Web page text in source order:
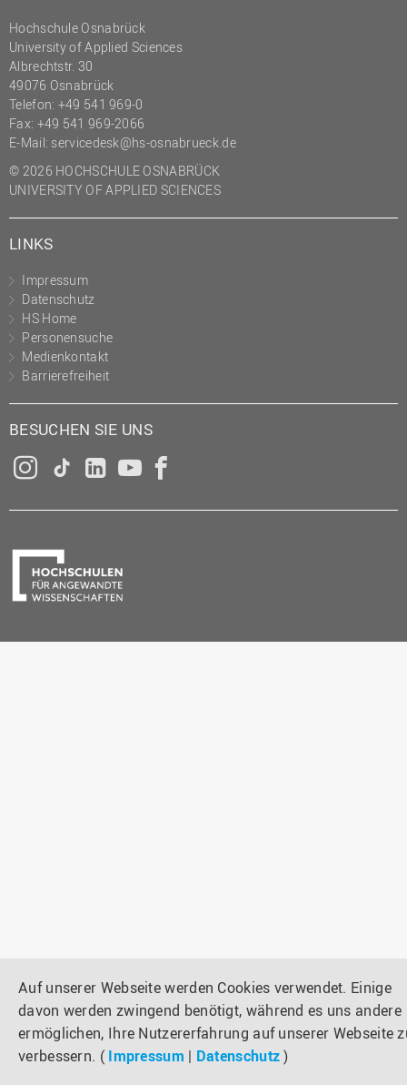
Auf unserer Webseite werden Cookies verwendet. Einige
davon werden zwingend benötigt, während es uns andere
ermöglichen, Ihre Nutzererfahrung auf unserer Webseite
verbessern. ( Impressum | Datenschutz)
Hochschule Osnabrück
University of Applied Sciences
Albrechtstr. 30
49076 Osnabrück
Telefon: +49 541 969-0
Fax: +49 541 969-2066
E-Mail: servicedesk@hs-osnabrueck.de
© 2026 HOCHSCHULE OSNABRÜCK
UNIVERSITY OF APPLIED SCIENCES
LINKS
Impressum
Datenschutz
HS Home
Personensuche
Medienkontakt
Barrierefreiheit
BESUCHEN SIE UNS
Instagram
Tiktok
LinkedInYouTube